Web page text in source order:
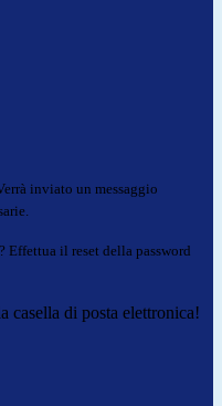
inviato un messaggio
Effettua il reset della password
casella di posta elettronica!